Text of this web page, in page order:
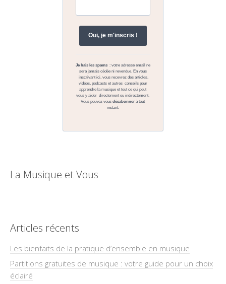
La Musique et Vous
Articles récents
Les bienfaits de la pratique d’ensemble en musique
Partitions gratuites de musique : votre guide pour un choix
éclairé